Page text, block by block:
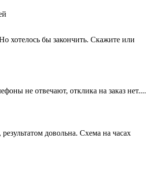
хотелось бы закончить. Скажите или
не отвечают, отклика на заказ нет....
довольна. Схема на часах